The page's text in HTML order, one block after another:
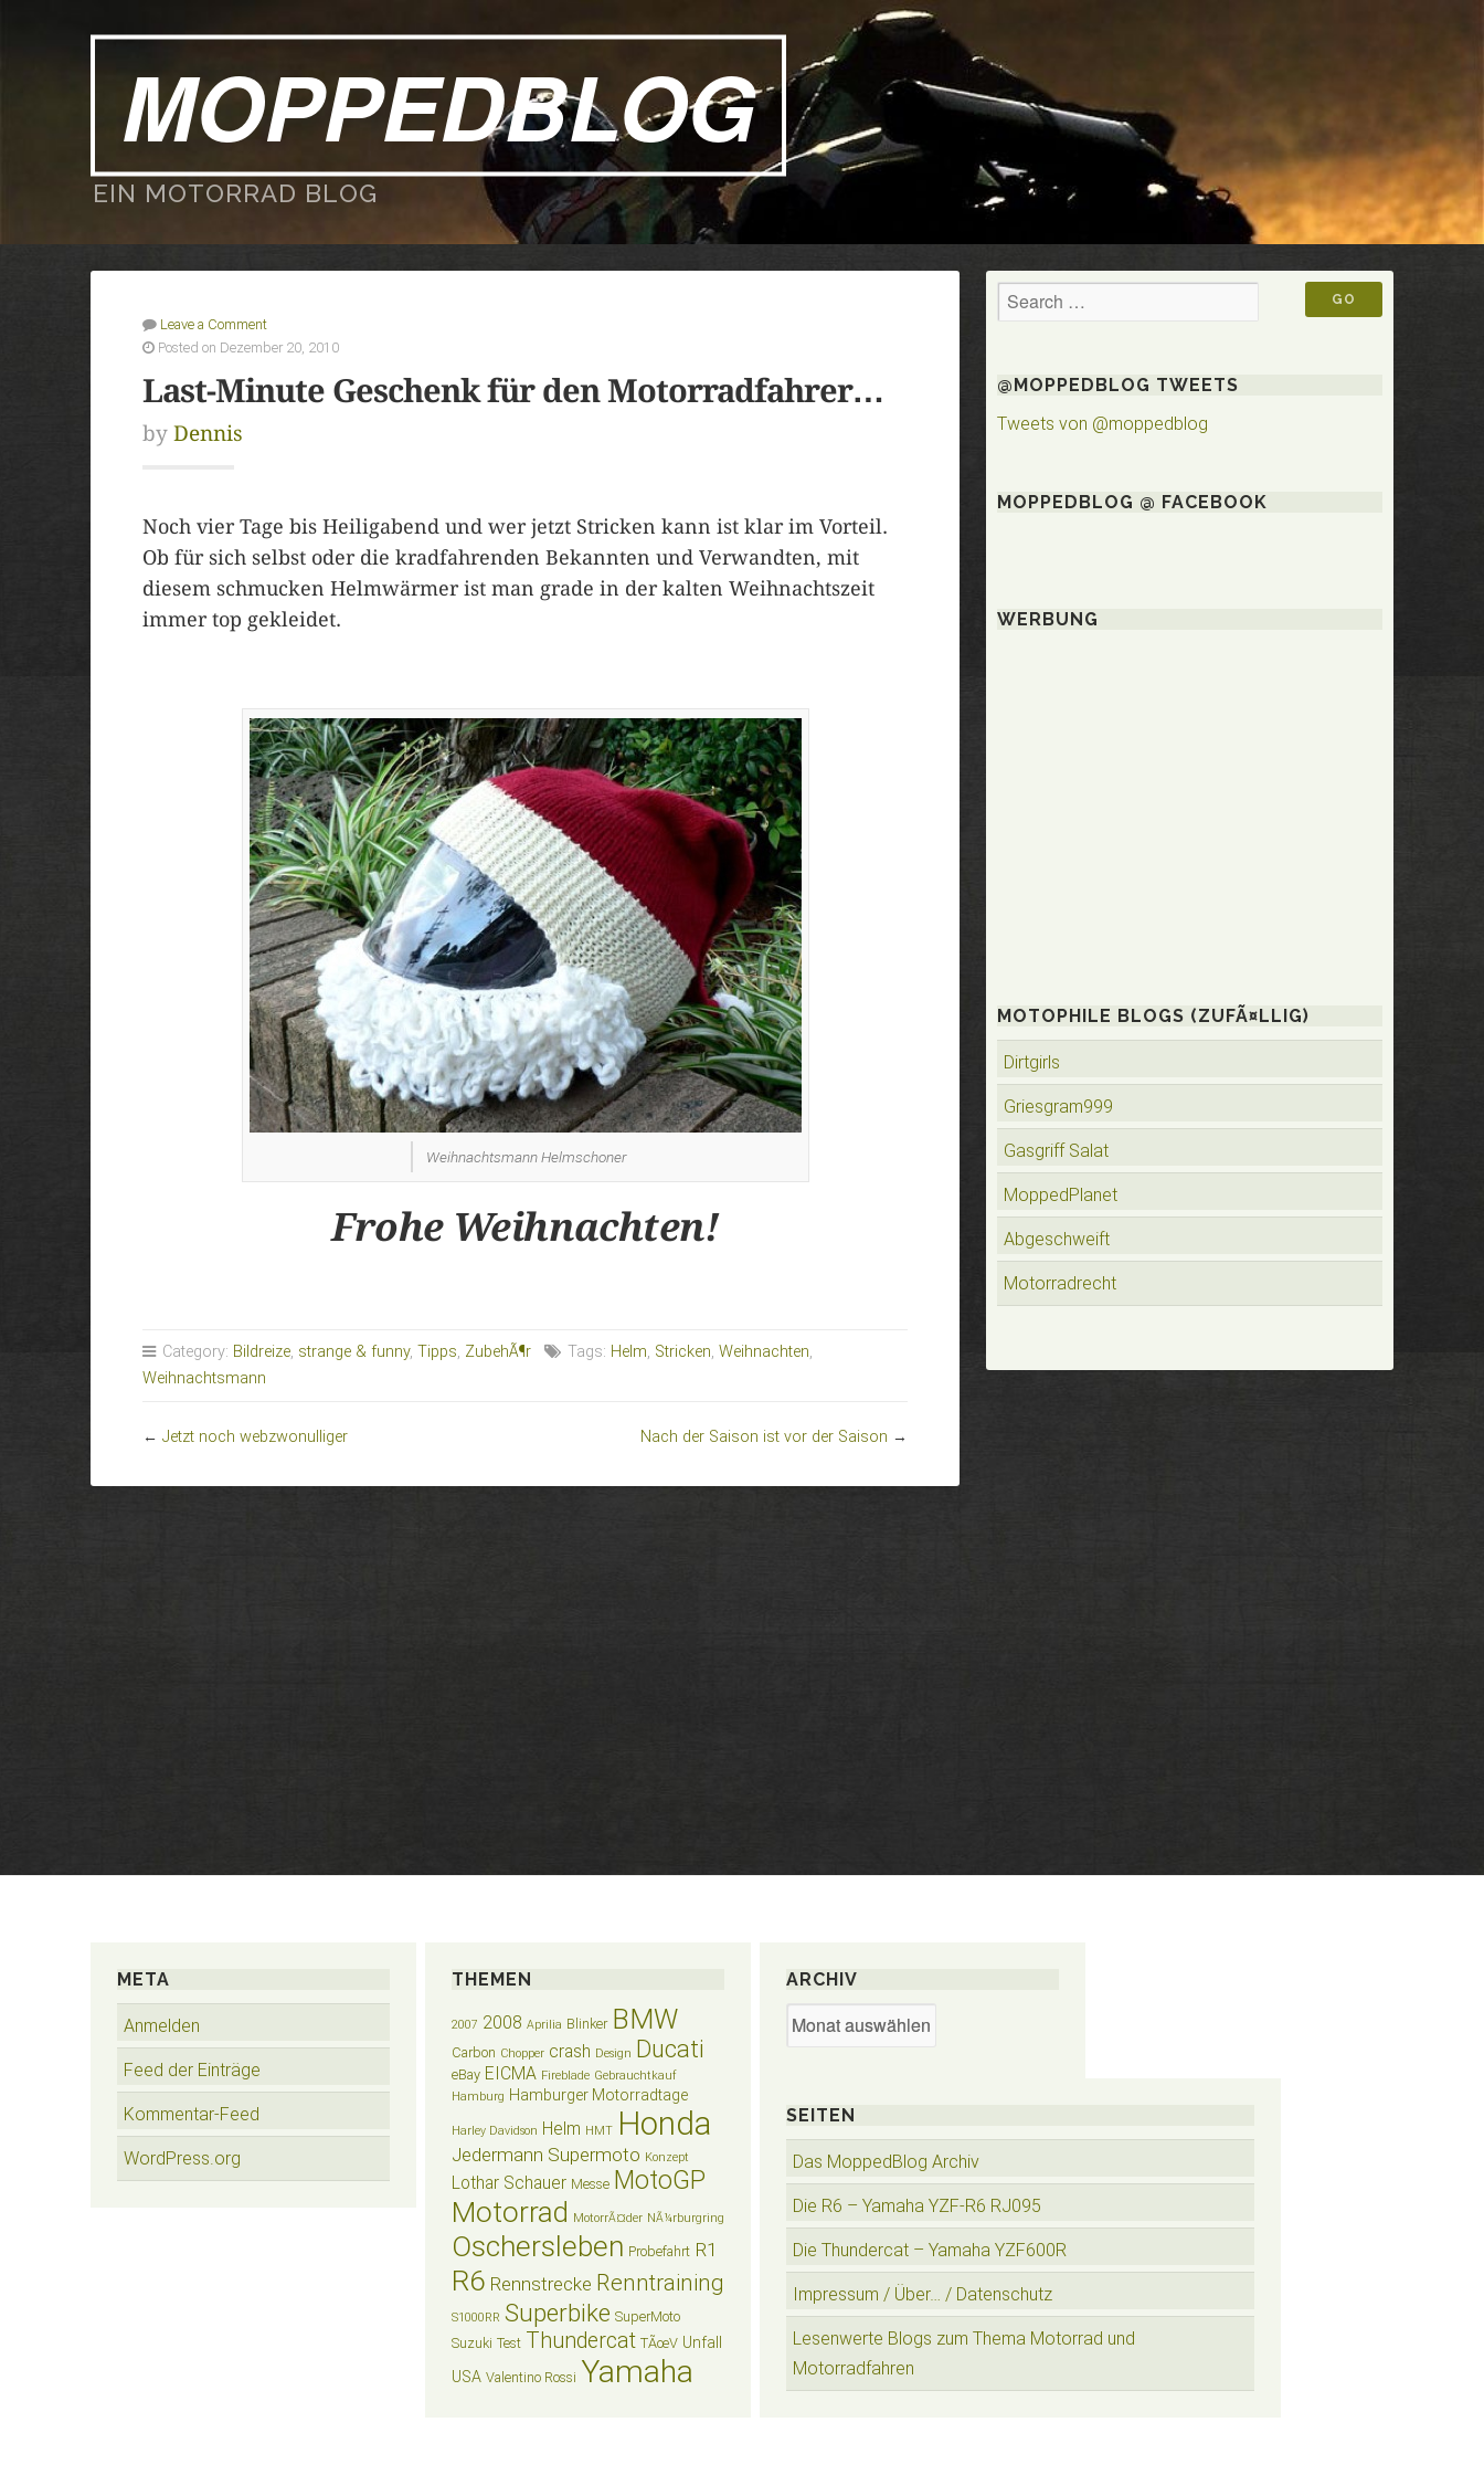
MOPPEDBLOG
EIN MOTORRAD BLOG
Leave a Comment
Posted on Dezember 20, 2010
Last-Minute Geschenk für den Motorradfahrer…
byDennis
Noch vier Tage bis Heiligabend und wer jetzt Stricken kann ist klar im Vorteil.
Ob für sich selbst oder die kradfahrenden Bekannten und Verwandten, mit
diesem schmucken Helmwärmer ist man grade in der kalten Weihnachtszeit
immer top gekleidet.
Weihnachtsmann Helmschoner
Frohe Weihnachten!
Category: Bildreize, strange & funny,Tipps, ZubehÃ¶r Tags: Helm, Stricken,Weihnachten,
Weihnachtsmann
←Jetzt noch webzwonulliger Nach der Saison ist vor der Saison →
@MOPPEDBLOG TWEETS
Tweets von @moppedblog
MOPPEDBLOG @ FACEBOOK
WERBUNG
MOTOPHILE BLOGS (ZUFÃ¤LLIG)
Dirtgirls
Griesgram999
Gasgriff Salat
MoppedPlanet
Abgeschweift
Motorradrecht
META
Anmelden
Feed der Einträge
Kommentar-Feed
WordPress.org
THEMEN
2007 2008 Aprilia Blinker BMW
Carbon Chopper crash Design Ducati
eBay EICMA Fireblade Gebrauchtkauf
Hamburg Hamburger Motorradtage
Harley Davidson Helm HMT Honda
Jedermann Supermoto Konzept
Lothar Schauer Messe MotoGP
Motorrad MotorrÃ¤der NÃ¼rburgring
Oschersleben Probefahrt R1
R6 Rennstrecke Renntraining
S1000RR Superbike SuperMoto
Suzuki Test Thundercat TÃœV Unfall
USA Valentino Rossi Yamaha
ARCHIV
Archiv
SEITEN
Das MoppedBlog Archiv
Die R6 – Yamaha YZF-R6 RJ095
Die Thundercat – Yamaha YZF600R
Impressum / Über… / Datenschutz
Lesenwerte Blogs zum Thema Motorrad und
Motorradfahren